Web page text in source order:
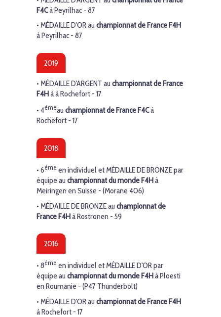
F4Cà Peyrilhac - 87
• MÉDAILLE D'ORau championnat de France F4H
à Peyrilhac - 87
2019
• MÉDAILLE D'ARGENT au championnat de France
F4Hà à Rochefort - 17
• 4èmeau championnat de France F4Cà
Rochefort - 17
2018
• 6ème en individuel etMÉDAILLE DE BRONZEpar
équipe au championnat du mondeF4Hà
Meiringen en Suisse - (Morane 406)
• MÉDAILLE DE BRONZEau championnat de
FranceF4Hà Rostronen - 59
2016
• 8ème en individuel etMÉDAILLE D'ORpar
équipe au championnat du mondeF4Hà Ploesti
en Roumanie - (P47 Thunderbolt)
• MÉDAILLE D'OR au championnat de FranceF4H
à Rochefort - 17